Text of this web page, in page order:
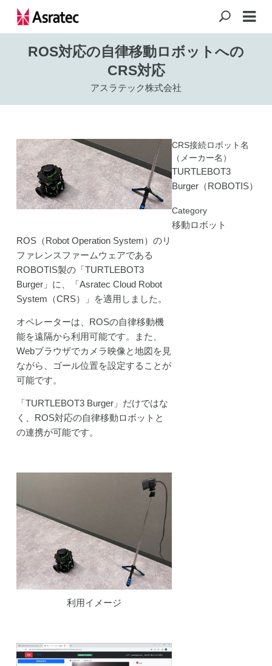
ROS対応の自律移動ロボットへの
CRS対応
アスラテック株式会社
ROS（Robot Operation System）のリ
ファレンスファームウェアである
ROBOTIS製の「TURTLEBOT3
Burger」に、「 Asratec Cloud Robot
System（CRS）」
を適用しました。
オペレーターは、ROSの自律移動機
能を遠隔から利用可能です。また、
Webブラウザでカメラ映像と地図を見
ながら、ゴール位置を設定することが
可能です。
「TURTLEBOT3 Burger」だけではな
く、ROS対応の自律移動ロボットと
の連携が可能です。
利用イメージ
CRS接続ロボット名
（メーカー名）
TURTLEBOT3
Burger（ROBOTIS）
Category
移動ロボット